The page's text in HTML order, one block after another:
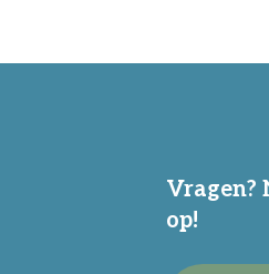
Vragen?
op!